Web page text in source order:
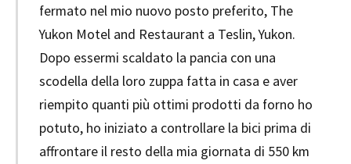
fermato nel mio nuovo posto preferito, The
Yukon Motel and Restaurant a Teslin, Yukon.
Dopo essermi scaldato la pancia con una
scodella della loro zuppa fatta in casa e aver
riempito quanti più ottimi prodotti da forno ho
potuto, ho iniziato a controllare la bici prima di
affrontare il resto della mia giornata di 550 km